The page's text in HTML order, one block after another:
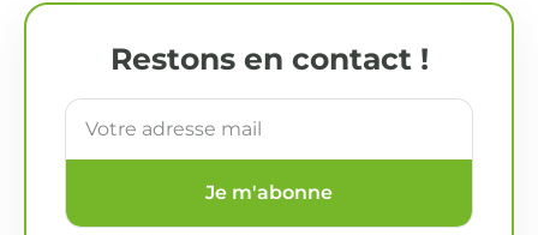
Restons en contact !
Je m'abonne